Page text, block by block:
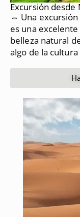
Excursión
⇔ Una
es una
belleza natural
algo de la